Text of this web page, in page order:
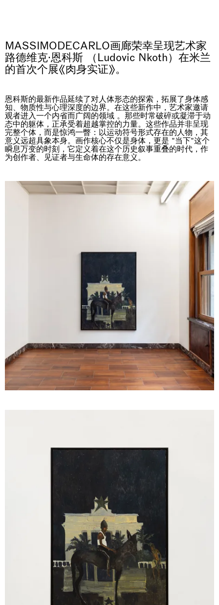
MASSIMODECARLO画廊荣幸呈现艺术家
路德维克·恩科斯 （Ludovic Nkoth）在米兰
的首次个展《肉身实证》。
恩科斯的最新作品延续了对人体形态的探索，拓展了身体感
知、物质性与心理深度的边界。在这些新作中，艺术家邀请
观者进入一个内省而广阔的领域 。那些时常破碎或凝滞于动
态中的躯体，正承受着超越掌控的力量。这些作品并非呈现
完整个体，而是惊鸿一瞥：以运动符号形式存在的人物，其
意义远超具象本身。画作核心不仅是身体，更是 "当下"这个
瞬息万变的时刻，它定义着在这个历史叙事重叠的时代，作
为创作者、见证者与生命体的存在意义。